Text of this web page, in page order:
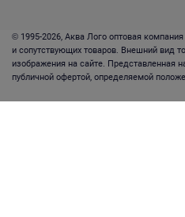
© 1995-2026, Аква Лого оптовая
и сопутствующих товаров. Внешний вид
изображения на сайте. Представленная
публичной офертой, определяемой